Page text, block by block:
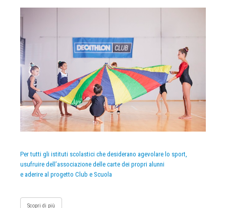
Per tutti gli istituti scolastici che desiderano agevolare lo sport,
usufruire dell’associazione delle carte dei propri alunni
e aderire al progetto Club e Scuola
Scopri di più